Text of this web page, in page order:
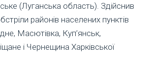
(Луганська область). Здійснив
районів населених пунктів
Масютівка, Куп’янськ,
і Чернещина Харківської